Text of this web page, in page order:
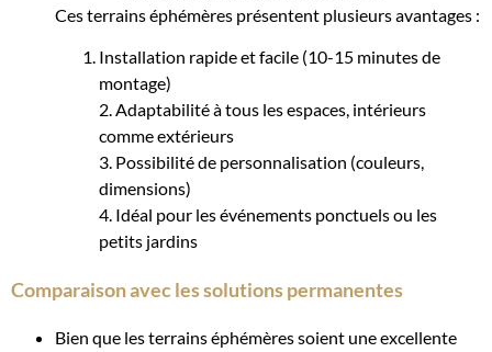
Ces terrains éphémères présentent plusieurs avantages :
Installation rapide et facile (10-15 minutes de
montage)
2. Adaptabilité à tous les espaces, intérieurs
comme extérieurs
3. Possibilité de personnalisation (couleurs,
dimensions)
4. Idéal pour les événements ponctuels ou les
petits jardins
Comparaison avec les solutions permanentes
Bien que les terrains éphémères soient une excellente